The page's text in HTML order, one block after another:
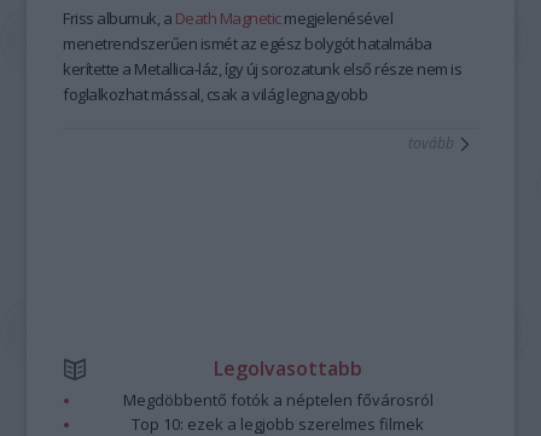
Friss albumuk, a Death Magneticmegjelenésével
menetrendszerűen ismét az egész bolygót hatalmába
kerítette a Metallica-láz, így új sorozatunk első része nem is
foglalkozhat mással, csak a világ legnagyobb
tovább
Legolvasottabb
Megdöbbentő fotók a néptelen fővárosról
Top 10: ezek a legjobb szerelmes filmek